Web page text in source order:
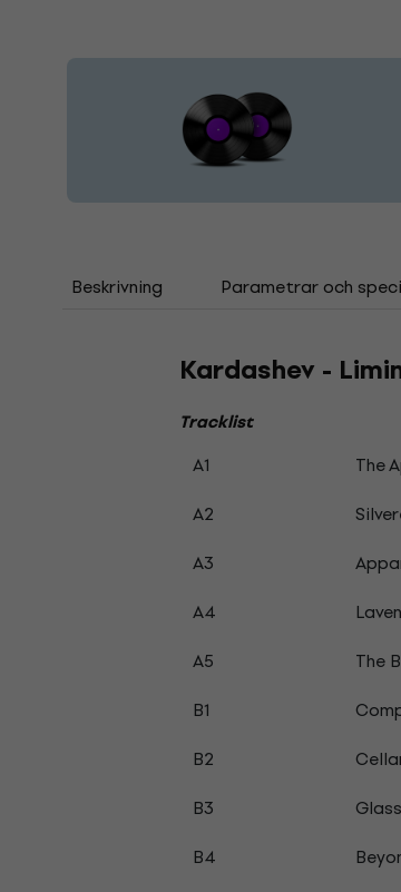
Beskrivning Parametrar och
Kardashev -
Tracklist
A1
The
A2
A3
A4
A5
The
B1
B2
B3
B4